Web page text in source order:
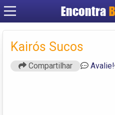
Encontra
Kairós Sucos
Compartilhar Avalie!